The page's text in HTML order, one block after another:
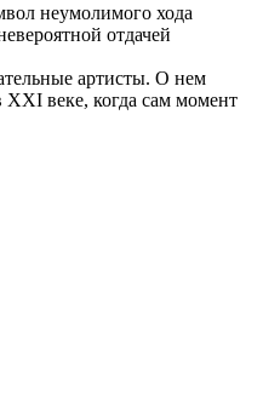
неумолимого хода
отдачей
артисты. О нем
XXI веке, когда сам момент